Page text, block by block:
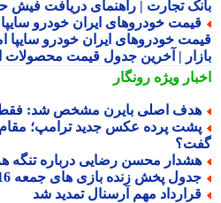
تجارت | راهنمای دریافت فیش
| آخرین جدول قیمت محصولات
ویژهرونگار
اصلی بایرن مشخص شد: فقط لیگ
پرده عکس جدید ترامپ؛ مقام
محسن رضایی درباره تنگه
پخش زنده بازی های جمعه 16 مرداد
مهم آرسنال تمدید شد